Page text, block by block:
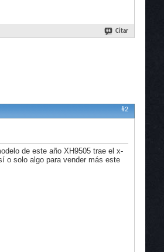
Citar
#2
de este año XH9505 trae el x-
o solo algo para vender más este